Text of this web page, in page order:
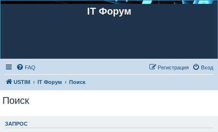
IT Форум
FAQ Вход
Регистрация
USTIM IT Форум Поиск
Поиск
ЗАПРОС